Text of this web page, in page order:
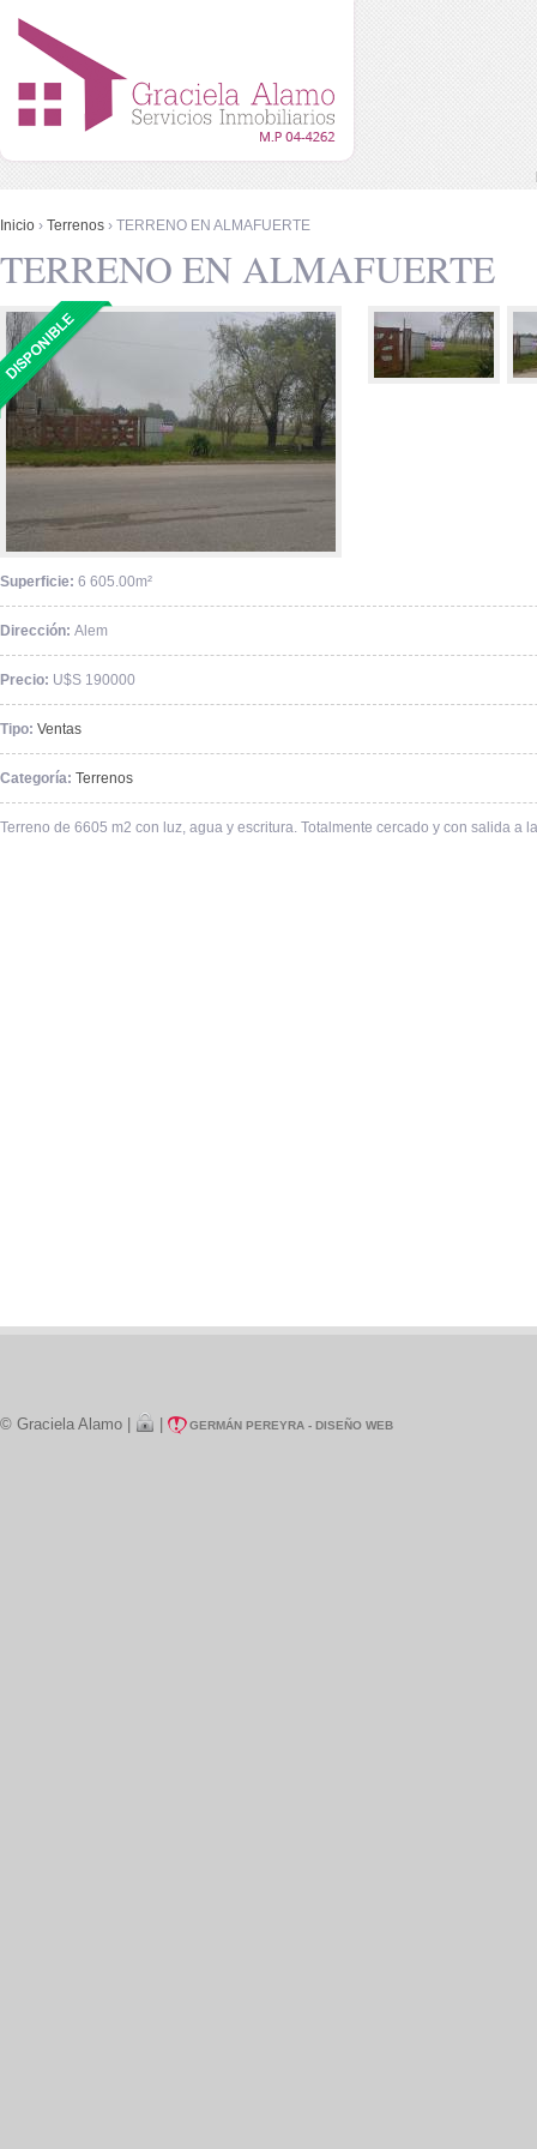
Menú principal
Se encuentra usted aquí
Inicio › Terrenos › TERRENO EN ALMAFUERTE
TERRENO EN ALMAFUERTE
Superficie: 6 605.00m²
Dirección: Alem
Precio: U$S 190000
Tipo: Ventas
Categoría: Terrenos
Terreno de 6605 m2 con luz, agua y escritura. Totalmente cercado y con salida a
© Graciela Alamo | GERMÁN PEREYRA - DISEÑO WEB